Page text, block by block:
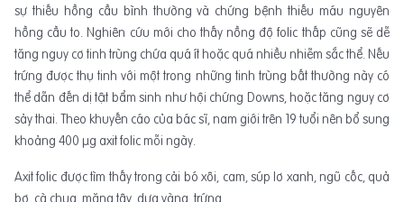
sự thiếu hồng cầu bình thường và chứng bệnh thiếu máu nguyên
hồng cầu to. Nghiên cứu mới cho thấy nồng độ folic thấp cũng sẽ dễ
tăng nguy cơ tinh trùng chứa quá ít hoặc quá nhiều nhiễm sắc thể. Nếu
trứng được thụ tinh với một trong những tinh trùng bất thường này có
thể dẫn đến dị tật bẩm sinh như hội chứng Downs, hoặc tăng nguy cơ
sảy thai. Theo khuyến cáo của bác sĩ, nam giới trên 19 tuổi nên bổ sung
khoảng 400 µg axit folic mỗi ngày.
Axit folic được tìm thấy trong cải bó xôi, cam, súp lơ xanh, ngũ cốc, quả